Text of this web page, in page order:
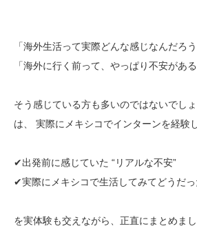
「海外生活って実際どんな感じなんだろう
「海外に行く前って、やっぱり不安があ
そう感じている方も多いのではないでし
は、 実際にメキシコでインターンを経験
✔出発前に感じていた “リアルな不安”
✔実際にメキシコで生活してみてどうだ
を実体験も交えながら、正直にまとめまし